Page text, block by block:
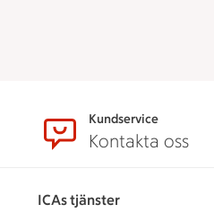
Kundservice
Kontakta oss
ICAs tjänster